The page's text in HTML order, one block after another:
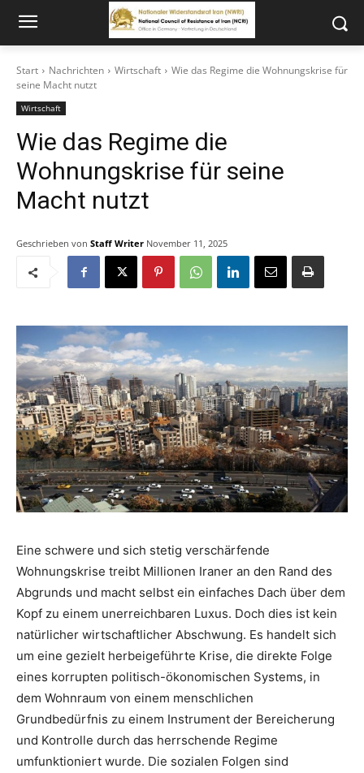
Start Nachrichten Wirtschaft
Wie das Regime die Wohnungskrise für
seine Macht nutzt
Wirtschaft
Wie das Regime die
Wohnungskrise für seine
Macht nutzt
Geschrieben von Staff Writer November 11, 2025
Eine schwere und sich stetig verschärfende
Wohnungskrise treibt Millionen Iraner an den Rand des
Abgrunds und macht selbst ein einfaches Dach über dem
Kopf zu einem unerreichbaren Luxus. Doch dies ist kein
natürlicher wirtschaftlicher Abschwung. Es handelt sich
um eine gezielt herbeigeführte Krise, die direkte Folge
eines korrupten politisch-ökonomischen Systems, in
dem Wohnraum von einem menschlichen
Grundbedürfnis zu einem Instrument der Bereicherung
und Kontrolle durch das herrschende Regime
umfunktioniert wurde. Die sozialen Folgen sind